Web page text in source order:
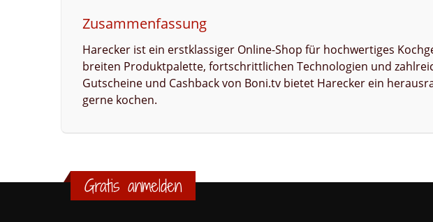
Zusammenfassung
Harecker ist ein erstklassiger Online-Shop für hochwertiges
breiten Produktpalette, fortschrittlichen Technologien und
Gutscheine und Cashback von Boni.tv bietet Harecker ein
gerne kochen.
Gratis anmelden